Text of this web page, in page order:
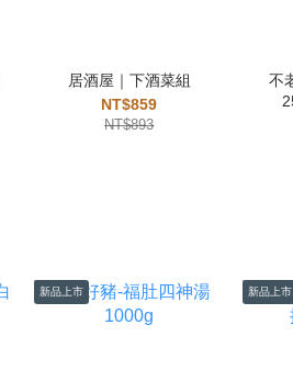
居酒屋｜下酒菜組
NT$859
NT$893
不
新品上市 新品上